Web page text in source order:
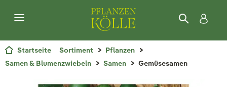
Startseite Sortiment
Pflanzen
Samen & Blumenzwiebeln
Samen Gemüsesamen